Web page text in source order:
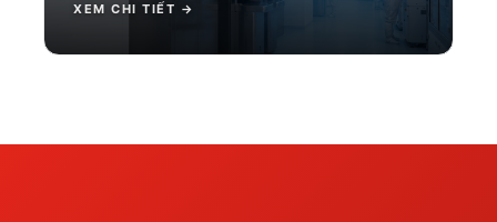
XEM CHI TIẾT →